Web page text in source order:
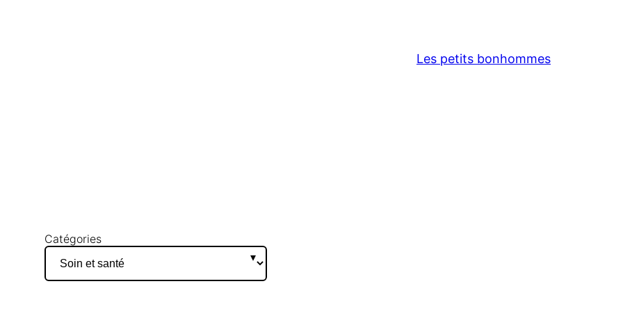
Les petits bonhommes
Catégories